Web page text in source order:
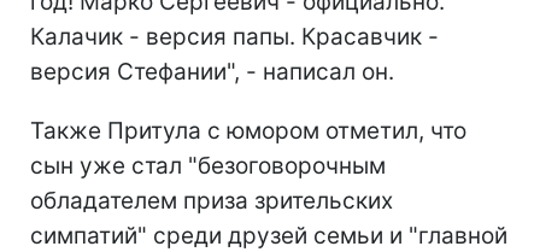
Калачик - версия папы. Красавчик -
версия Стефании", - написал он.
Также Притула с юмором отметил, что
сын уже стал "безоговорочным
обладателем приза зрительских
симпатий" среди друзей семьи и "главной